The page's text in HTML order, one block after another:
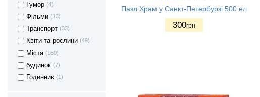
Гумор (4)
Фільми (13)
Транспорт (33)
Квіти та рослини (49)
Міста (160)
будинок (7)
Годинник (1)
Пазл Храм у Санкт-Петербурзі 500 ел
300грн